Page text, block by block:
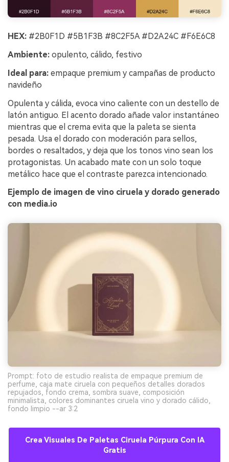
HEX: #2B0F1D #5B1F3B #8C2F5A #D2A24C #F6E6C8
Ambiente: opulento, cálido, festivo
Ideal para: empaque premium y campañas de producto
navideño
Opulenta y cálida, evoca vino caliente con un destello de
latón antiguo. El acento dorado añade valor instantáneo
mientras que el crema evita que la paleta se sienta
pesada. Usa el dorado con moderación para sellos,
bordes o resaltados, y deja que los tonos vino sean los
protagonistas. Un acabado mate con un solo toque
metálico hace que el contraste parezca intencionado.
Ejemplo de imagen de vino ciruela y dorado generado
con media.io
Prompt: foto de estudio realista de empaque premium de
perfume, caja mate ciruela con pequeños detalles dorados
repujados, fondo crema, sombra suave, composición
minimalista, colores dominantes ciruela vino y dorado cálido,
fondo limpio --ar 3:2
Crea Visuales De Paletas Ciruela Púrpura Con IA
Gratis